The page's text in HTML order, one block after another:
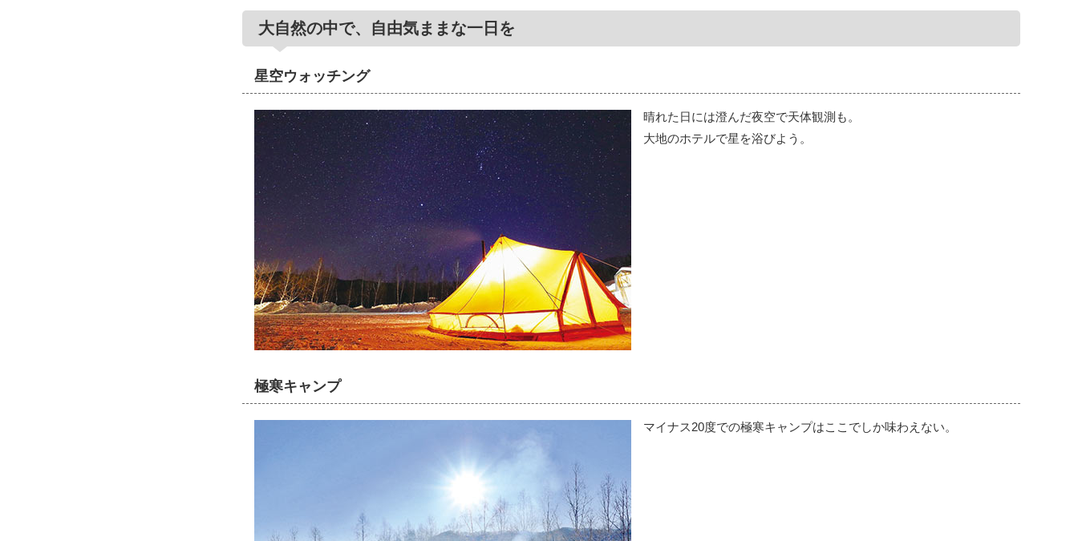
大自然の中で、自由気ままな一日を
星空ウォッチング
晴れた日には澄んだ夜空で天体観測も。
大地のホテルで星を浴びよう。
極寒キャンプ
マイナス20度での極寒キャンプはここでしか味わえない。